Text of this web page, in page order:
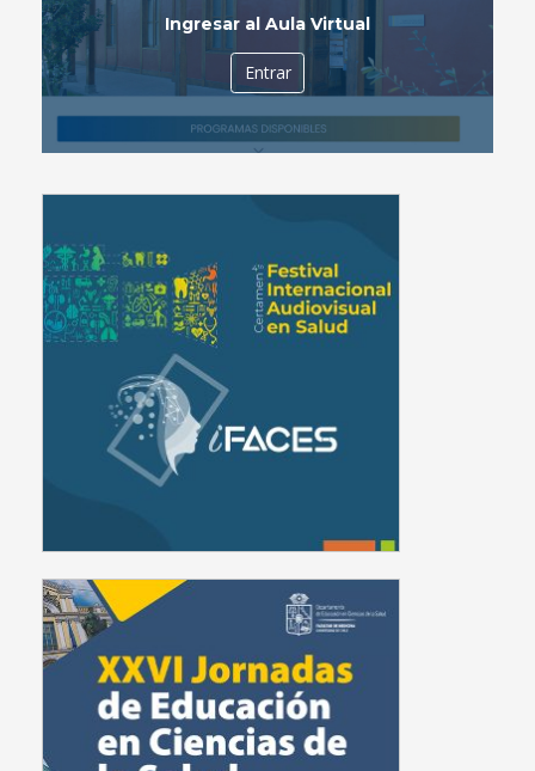
Ingresar al Aula Virtual
Entrar